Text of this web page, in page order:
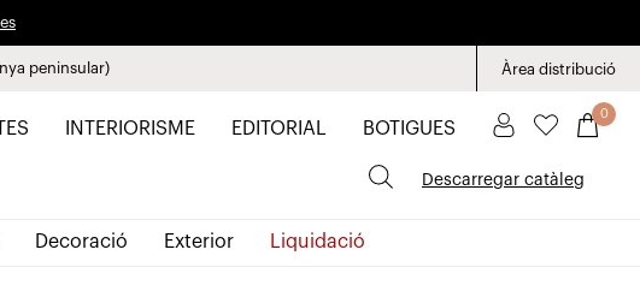
peninsular) Àrea distribució
INTERIORISME EDITORIAL BOTIGUES
0
Descarregar catàleg
Decoració Exterior Liquidació